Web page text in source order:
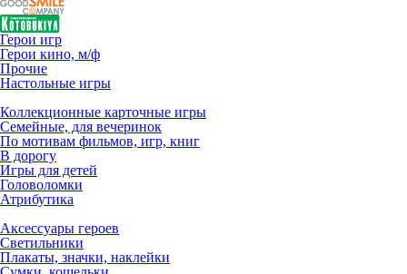
Герои игр
Герои кино, м/ф
Прочие
Настольные игры
Коллекционные карточные игры
Семейные, для вечеринок
По мотивам фильмов, игр, книг
В дорогу
Игры для детей
Головоломки
Атрибутика
Аксессуары героев
Светильники
Плакаты, значки, наклейки